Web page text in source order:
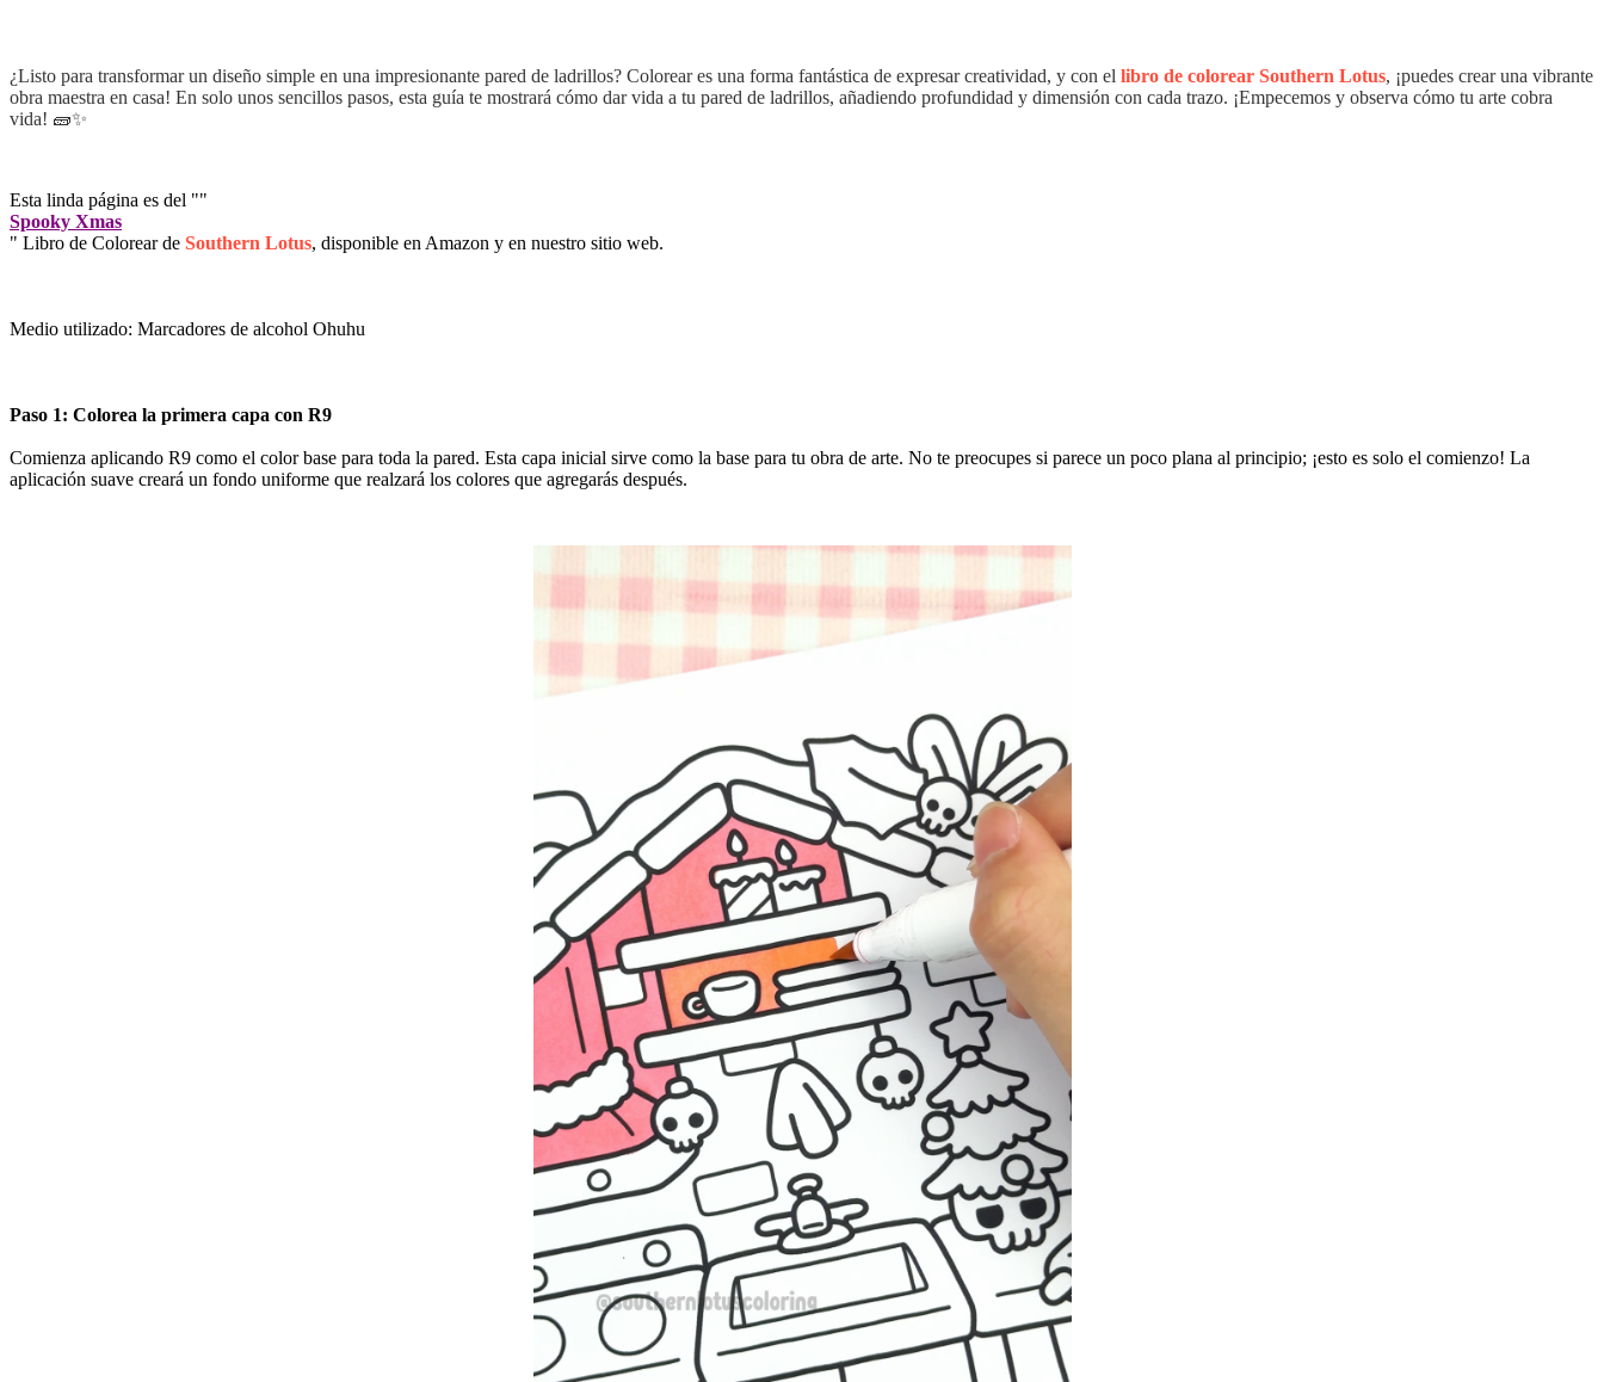
¿Listo para transformar un diseño simple en una impresionante pared de ladrillos? Colorear es una forma fantástica de expresar creatividad, y con el libro de colorear Southern Lotus, ¡puedes crear una vibrante
obra maestra en casa! En solo unos sencillos pasos, esta guía te mostrará cómo dar vida a tu pared de ladrillos, añadiendo profundidad y dimensión con cada trazo. ¡Empecemos y observa cómo tu arte cobra
vida! 🧱✨
Esta linda página es del ""
Spooky Xmas
" Libro de Colorear de Southern Lotus, disponible en Amazon y en nuestro sitio web.
Medio utilizado: Marcadores de alcohol Ohuhu
Paso 1: Colorea la primera capa con R9
Comienza aplicando R9 como el color base para toda la pared. Esta capa inicial sirve como la base para tu obra de arte. No te preocupes si parece un poco plana al principio; ¡esto es solo el comienzo! La
aplicación suave creará un fondo uniforme que realzará los colores que agregarás después.